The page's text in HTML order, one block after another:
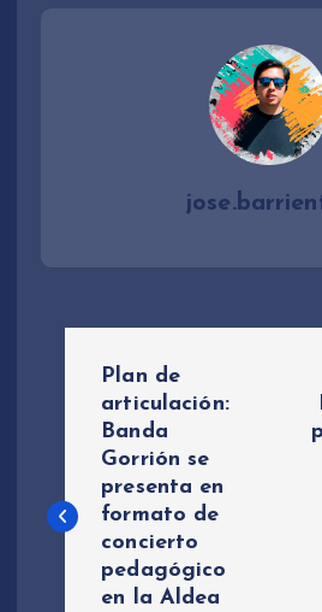
e
Plan de
articulación:
Banda
Gorrión se
presenta en
formato de
concierto
pedagógico
en la Aldea